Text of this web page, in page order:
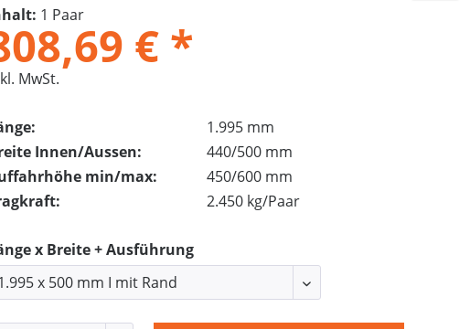
1 Paar
€ *
MwSt.
1.995 mm
Innen/Aussen:
440/500 mm
min/max:
450/600 mm
2.450 kg/Paar
x Breite + Ausführung